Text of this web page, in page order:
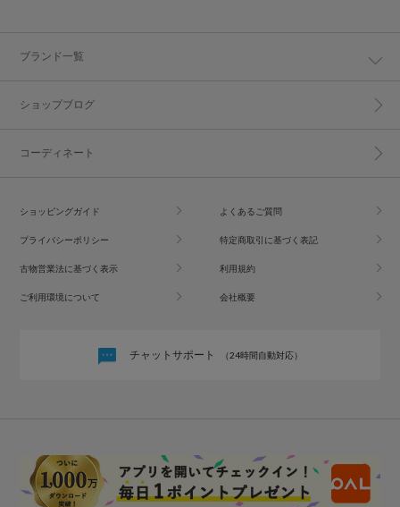
ブランド一覧
ショップブログ
コーディネート
ショッピングガイド よくあるご質問
プライバシーポリシー 特定商取引に基づく表記
古物営業法に基づく表示 利用規約
ご利用環境について 会社概要
チャットサポート （24時間自動対応）